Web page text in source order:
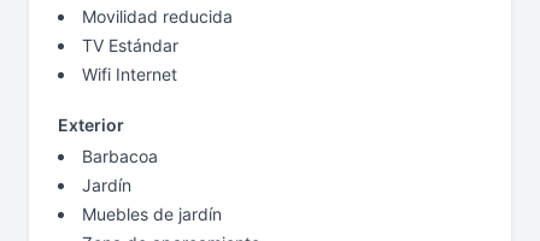
Movilidad reducida
TV Estándar
Wifi Internet
Exterior
Barbacoa
Jardín
Muebles de jardín